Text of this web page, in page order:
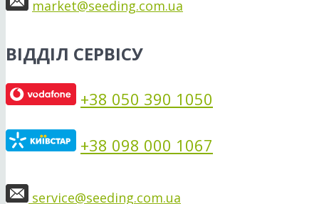
market@seeding.com.ua
ВІДДІЛ СЕРВІСУ
+38 050 390 1050
+38 098 000 1067
service@seeding.com.ua